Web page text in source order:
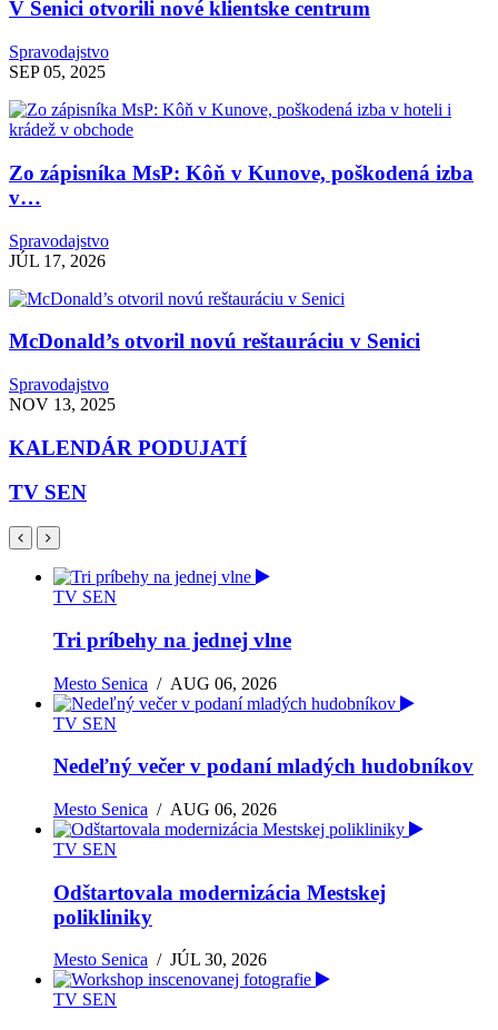
V Senici otvorili nové klientske centrum
Spravodajstvo
SEP 05, 2025
Zo zápisníka MsP: Kôň v Kunove, poškodená izba
v…
Spravodajstvo
JÚL 17, 2026
McDonald’s otvoril novú reštauráciu v Senici
Spravodajstvo
NOV 13, 2025
KALENDÁR PODUJATÍ
TV SEN
TV SEN
Tri príbehy na jednej vlne
Mesto Senica /AUG 06, 2026
TV SEN
Nedeľný večer v podaní mladých hudobníkov
Mesto Senica /AUG 06, 2026
TV SEN
Odštartovala modernizácia Mestskej
polikliniky
Mesto Senica /JÚL 30, 2026
TV SEN